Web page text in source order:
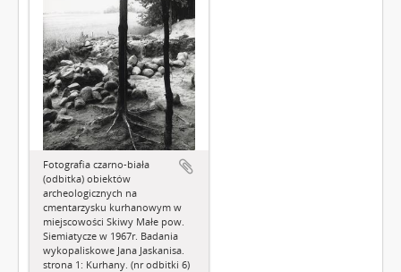
Fotografia czarno-biała
(odbitka) obiektów
archeologicznych na
cmentarzysku kurhanowym w
miejscowości Skiwy Małe pow.
Siemiatycze w 1967r. Badania
wykopaliskowe Jana Jaskanisa.
strona 1: Kurhany. (nr odbitki 6)